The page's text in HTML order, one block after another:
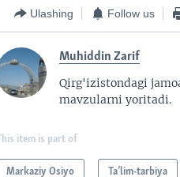
Ulashing Follow us
Muhiddin Zarif
Qirg'izistondagi
mavzularni yoritadi.
This item is part of
Markaziy Osiyo Ta’lim-tarbiya